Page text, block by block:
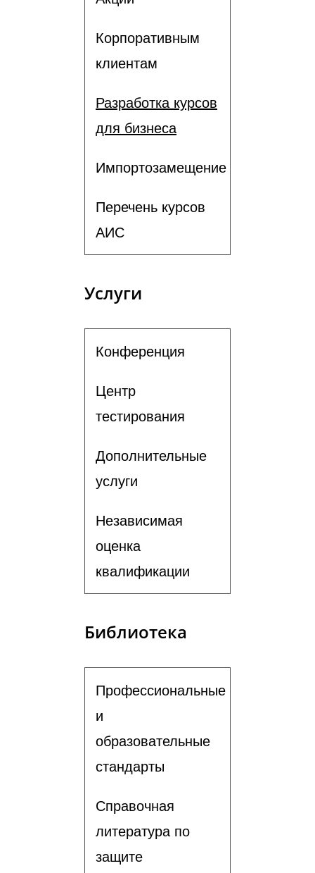
Корпоративным
клиентам
Разработка курсов
для бизнеса
Импортозамещение
Перечень курсов
АИС
Услуги
Конференция
Центр
тестирования
Дополнительные
услуги
Независимая
оценка
квалификации
Библиотека
Профессиональные
и
образовательные
стандарты
Справочная
литература по
защите